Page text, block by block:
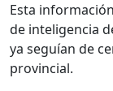
Esta
de inteligencia
ya seguían de
provincial.